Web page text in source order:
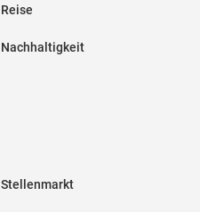
Reise
Nachhaltigkeit
Stellenmarkt